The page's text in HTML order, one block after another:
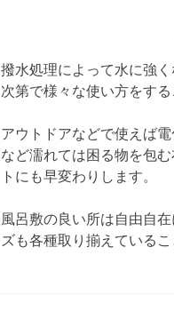
撥水処理によって水に強
次第で様々な使い方をする
アウトドアなどで使えば
など濡れては困る物を包
トにも早変わりします。
風呂敷の良い所は自由自
ズも各種取り揃えているこ